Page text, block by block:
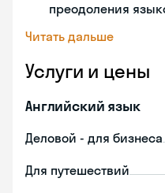
преодоления
Читать дальше
Услуги и цены
Английский язык
Деловой - для бизнеса
Для путешествий